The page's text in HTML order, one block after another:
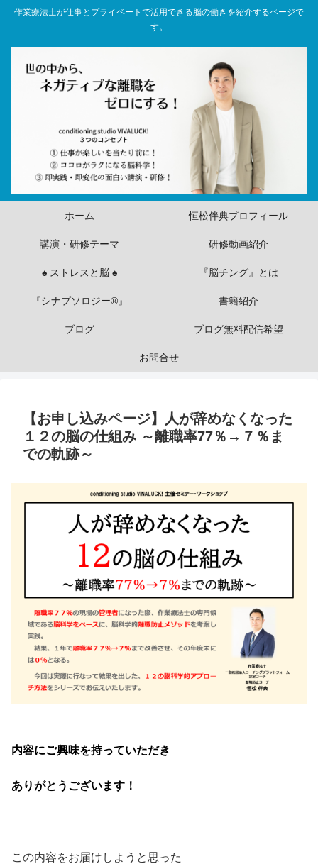
作業療法士が仕事とプライベートで活用できる脳の働きを紹介するページで
す。
ホーム 恒松伴典プロフィール
講演・研修テーマ 研修動画紹介
♠ ストレスと脳 ♠ 『脳チング』とは
『シナプソロジー®』 書籍紹介
ブログ ブログ無料配信希望
お問合せ
【お申し込みページ】人が辞めなくなった
１２の脳の仕組み ～離職率77％→７％ま
での軌跡～
内容にご興味を持っていただき
ありがとうございます！
この内容をお届けしようと思った